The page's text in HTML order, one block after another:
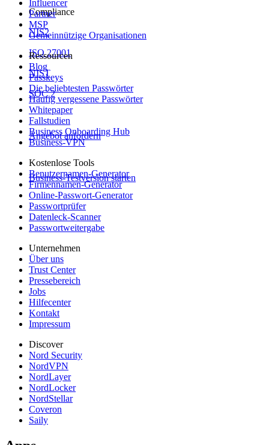
Compliance
NIS2
ISO 27001
NIST
SOC 2
Angebot anfordern
Business-Testversion starten
Influencer
Partner
MSP
Gemeinnützige Organisationen
Ressourcen
Blog
Passkeys
Die beliebtesten Passwörter
Häufig vergessene Passwörter
Whitepaper
Fallstudien
Business Onboarding Hub
Business-VPN
Kostenlose Tools
Benutzernamen-Generator
Firmennamen-Generator
Online-Passwort-Generator
Passwortprüfer
Datenleck-Scanner
Passwortweitergabe
Unternehmen
Über uns
Trust Center
Pressebereich
Jobs
Hilfecenter
Kontakt
Impressum
Discover
Nord Security
NordVPN
NordLayer
NordLocker
NordStellar
Coveron
Saily